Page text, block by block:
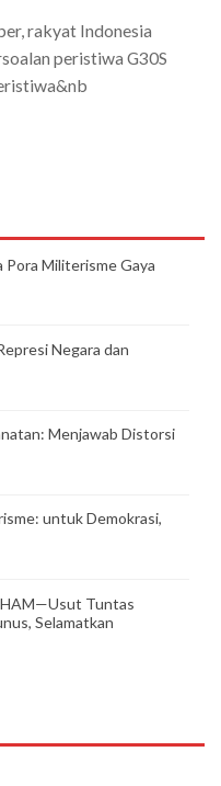
rakyat Indonesia
peristiwa G30S
Militerisme Gaya
Negara dan
Menjawab Distorsi
untuk Demokrasi,
Tuntas
Selamatkan